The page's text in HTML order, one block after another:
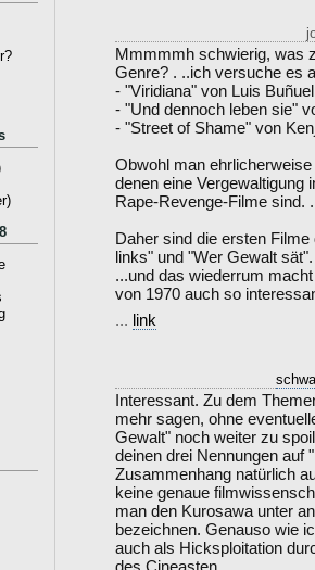
Mmmmmh schwierig, was
Genre? . ..ich versuche es
- "Viridiana" von Luis
- "Und dennoch leben sie"
- "Street of Shame" von
Obwohl man
denen eine Vergewaltigung
Rape-Revenge-Filme sind.
Daher sind die ersten
links" und "Wer Gewalt sät".
...und das wiederrum
von 1970 auch so
... link
Interessant. Zu dem
mehr sagen, ohne
Gewalt" noch weiter zu
deinen drei Nennungen auf
Zusammenhang natürlich
keine genaue
man den Kurosawa unter
bezeichnen. Genauso wie
auch als Hicksploitation
des Cineasten.